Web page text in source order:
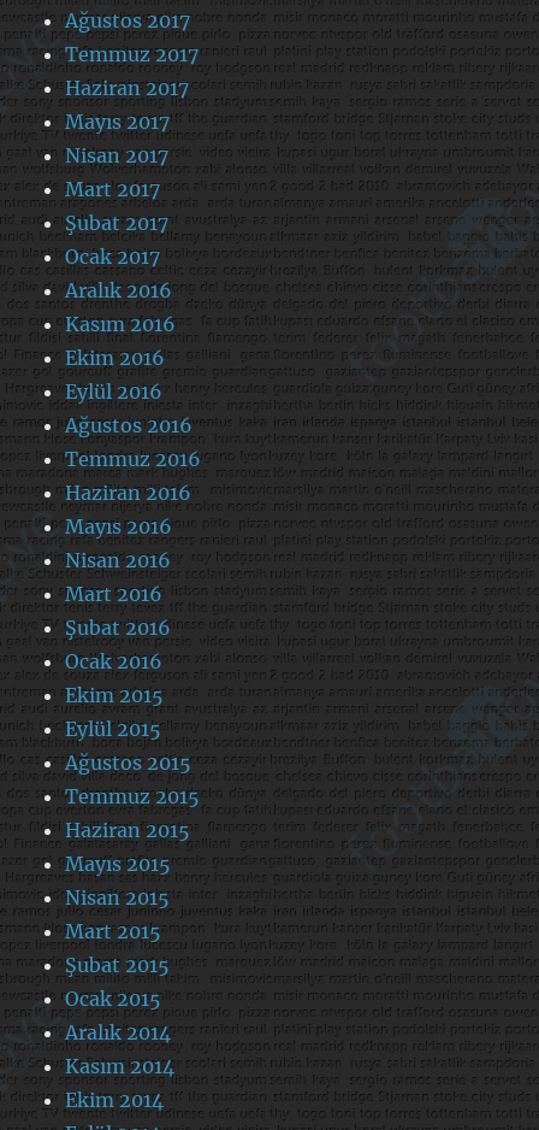
Ağustos 2017
Temmuz 2017
Haziran 2017
Mayıs 2017
Nisan 2017
Mart 2017
Şubat 2017
Ocak 2017
Aralık 2016
Kasım 2016
Ekim 2016
Eylül 2016
Ağustos 2016
Temmuz 2016
Haziran 2016
Mayıs 2016
Nisan 2016
Mart 2016
Şubat 2016
Ocak 2016
Ekim 2015
Eylül 2015
Ağustos 2015
Temmuz 2015
Haziran 2015
Mayıs 2015
Nisan 2015
Mart 2015
Şubat 2015
Ocak 2015
Aralık 2014
Kasım 2014
Ekim 2014